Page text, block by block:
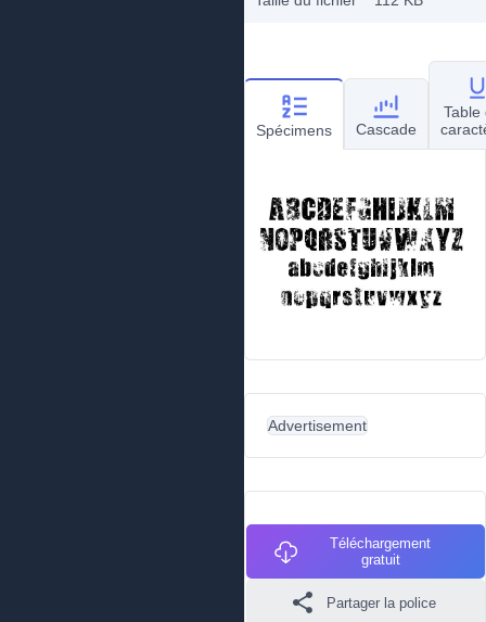
Spécimens Cascade
Table
Advertisement
Téléchargement
gratuit
Partager la police